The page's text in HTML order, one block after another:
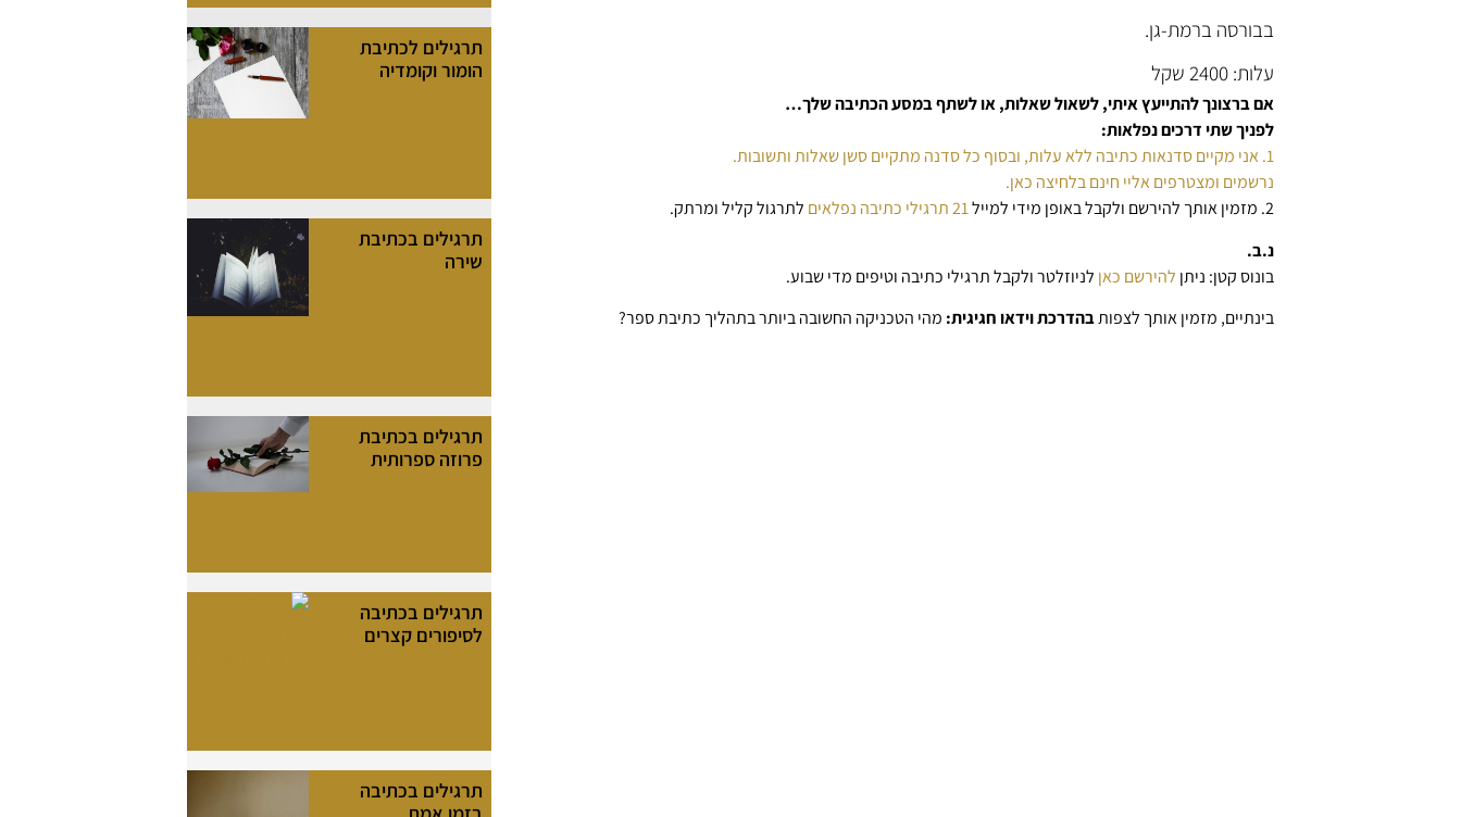
בבורסה ברמת-גן.
עלות: 2400 שקל
אם ברצונך להתייעץ איתי, לשאול שאלות, או לשתף במסע הכתיבה שלך…
לפניך שתי דרכים נפלאות:
1. אני מקיים סדנאות כתיבה ללא עלות, ובסוף כל סדנה מתקיים סשן שאלות ותשובות.
נרשמים ומצטרפים אליי חינם בלחיצה כאן.
2. מזמין אותך להירשם ולקבל באופן מידי למייל
21 תרגילי כתיבה נפלאים
לתרגול קליל ומרתק.
נ.ב.
בונוס קטן: ניתן להירשם כאן לניוזלטר ולקבל תרגילי כתיבה וטיפים מדי שבוע.
בינתיים, מזמין אותך לצפותבהדרכת וידאו חגיגית: מהי הטכניקה החשובה ביותר בתהליך כתיבת ספר?
תרגילים לכתיבת
הומור וקומדיה
תרגילים בכתיבת
שירה
תרגילים בכתיבת
פרוזה ספרותית
תרגילים בכתיבה
לסיפורים קצרים
תרגילים בכתיבה